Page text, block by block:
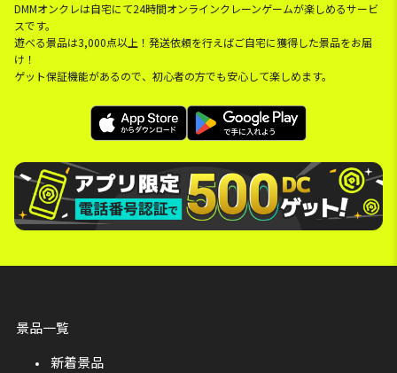
DMMオンクレは自宅にて24時間オンラインクレーンゲームが楽しめるサービ
スです。
遊べる景品は3,000点以上！発送依頼を行えばご自宅に獲得した景品をお届
け！
ゲット保証機能があるので、初心者の方でも安心して楽しめます。
景品一覧
新着景品